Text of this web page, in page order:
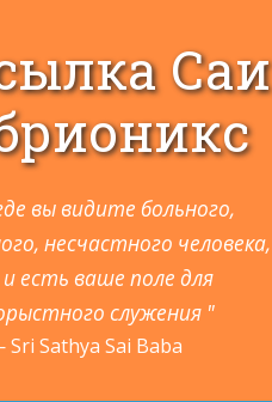
Саи
вы видите больного,
несчастного человека,
есть ваше поле для
служения "
Sri Sathya Sai Baba